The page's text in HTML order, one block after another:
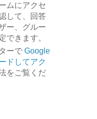
ムにアクセ
して、回答
ー、グルー
できます。
ーでGoogle
ドしてアク
をご覧くだ